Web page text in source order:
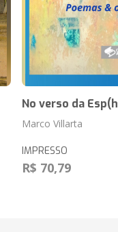
No verso da
Marco Villarta
IMPRESSO
R$ 70,79